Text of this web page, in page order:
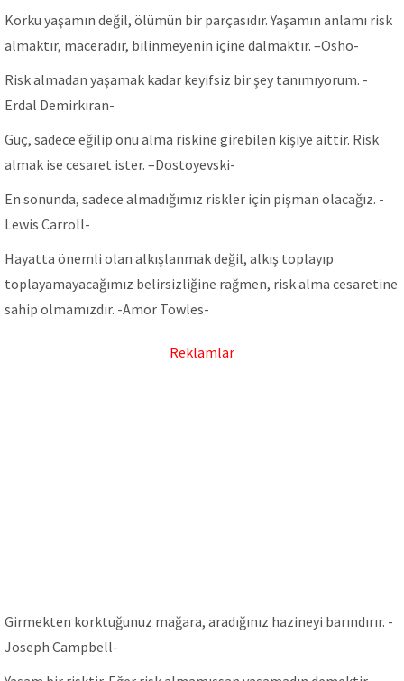
Korku yaşamın değil, ölümün bir parçasıdır. Yaşamın anlamı risk
almaktır, maceradır, bilinmeyenin içine dalmaktır. –Osho-
Risk almadan yaşamak kadar keyifsiz bir şey tanımıyorum. -
Erdal Demirkıran-
Güç, sadece eğilip onu alma riskine girebilen kişiye aittir. Risk
almak ise cesaret ister. –Dostoyevski-
En sonunda, sadece almadığımız riskler için pişman olacağız. -
Lewis Carroll-
Hayatta önemli olan alkışlanmak değil, alkış toplayıp
toplayamayacağımız belirsizliğine rağmen, risk alma cesaretine
sahip olmamızdır. -Amor Towles-
Reklamlar
Girmekten korktuğunuz mağara, aradığınız hazineyi barındırır. -
Joseph Campbell-